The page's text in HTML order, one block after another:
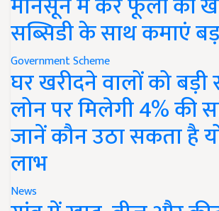
सब्सिडी के साथ कमाएं
Government Scheme
घर खरीदने वालों को बड़ी
लोन पर मिलेगी 4% की
जानें कौन उठा सकता है
लाभ
News